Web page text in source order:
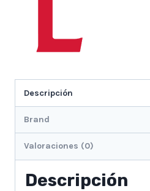
Descripción
Brand
Valoraciones (0)
Descripción